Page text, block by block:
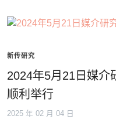
新传研究
2024年5月21日媒介
顺利举行
2025 年 02 月 04 日